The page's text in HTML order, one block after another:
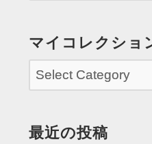
マイコレクショ
最近の投稿